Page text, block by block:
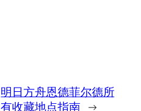
明日方舟恩德菲尔德所
有收藏地点指南 →